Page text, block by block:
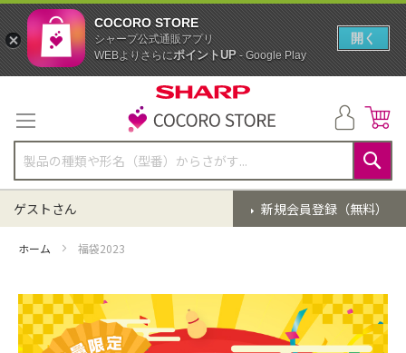
テ
ン
ツ
に
ス
キ
ッ
プ
検
索
新規会員登録（無料）
ゲストさん
ホーム 福袋2023
COCORO STORE
シャープ公式通販アプリ
WEBよりさらにポイントUP- Google Play
開く